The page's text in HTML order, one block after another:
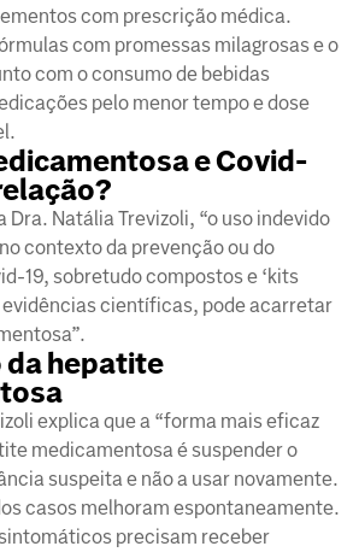
com prescrição médica.
com promessas milagrosas e o
com o consumo de bebidas
pelo menor tempo e dose
e Covid-
Dra. Natália Trevizoli, “o uso indevido
contexto da prevenção ou do
19, sobretudo compostos e ‘kits
evidências científicas, pode acarretar
hepatite
explica que a “forma mais eficaz
medicamentosa é suspender o
suspeita e não a usar novamente.
casos melhoram espontaneamente.
precisam receber